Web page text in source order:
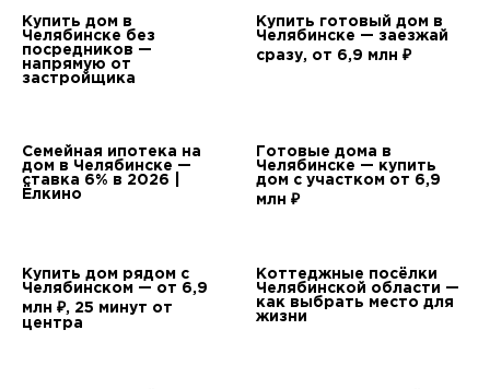
Купить дом в
Челябинске без
посредников —
напрямую от
застройщика
Купить готовый дом в
Челябинске — заезжай
сразу, от 6,9 млн ₽
Семейная ипотека на
дом в Челябинске —
ставка 6% в 2026 |
Ёлкино
Готовые дома в
Челябинске — купить
дом с участком от 6,9
млн ₽
Купить дом рядом с
Челябинском — от 6,9
млн ₽, 25 минут от
центра
Коттеджные посёлки
Челябинской области —
как выбрать место для
жизни